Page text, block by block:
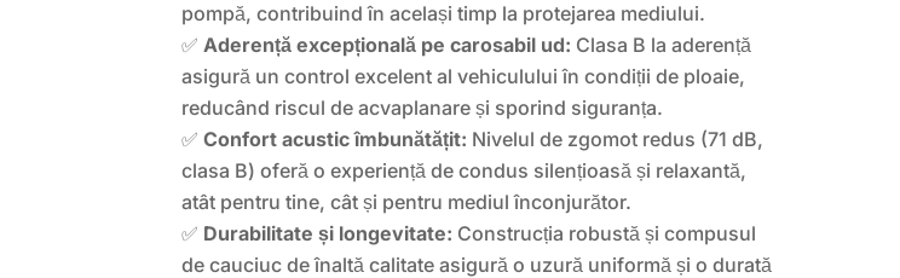
pompă, contribuind în același timp la protejarea mediului.
✅ Aderență excepțională pe carosabil ud: Clasa B la aderență
asigură un control excelent al vehiculului în condiții de ploaie,
reducând riscul de acvaplanare și sporind siguranța.
✅Confort acustic îmbunătățit: Nivelul de zgomot redus (71 dB,
clasa B) oferă o experiență de condus silențioasă și relaxantă,
atât pentru tine, cât și pentru mediul înconjurător.
✅ Durabilitate și longevitate: Construcția robustă și compusul
de cauciuc de înaltă calitate asigură o uzură uniformă și o durată